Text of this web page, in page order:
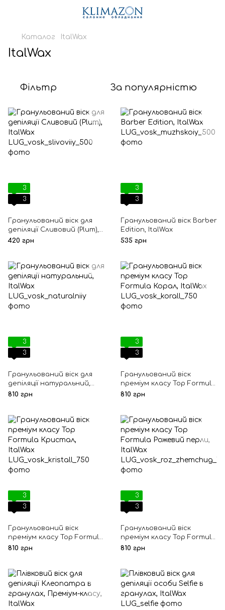
Каталог ItalWax
ItalWax
Фільтр За популярністю
3
3
Гранульований віск для
депіляції Сливовий (Plum),
ItalWax
420 грн
3
3
Гранульований віск Barber
Edition, ItalWax
535 грн
3
3
Гранульований віск для
депіляції натуральний,
ItalWax
810 грн
3
3
Гранульований віск
преміум класу Top Formula
Корал, ItalWax
810 грн
3
3
Гранульований віск
преміум класу Top Formula
Кристал, ItalWax
810 грн
3
3
Гранульований віск
преміум класу Top Formula
Рожевий перли, ItalWax
810 грн